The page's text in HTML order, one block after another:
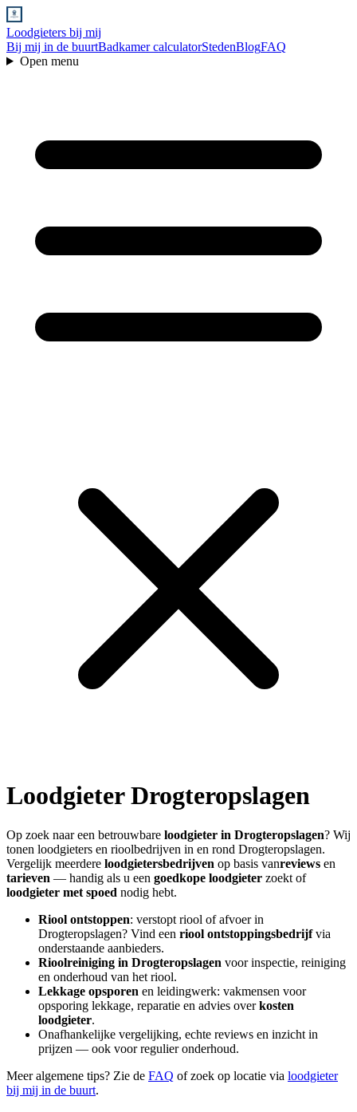
Loodgieters bij mij
Bij mij in de buurtBadkamer calculatorStedenBlogFAQ
Open menu
LoodgieterDrogteropslagen
Op zoek naar een betrouwbare loodgieter in Drogteropslagen? Wij
tonen loodgieters en rioolbedrijven in en rond Drogteropslagen.
Vergelijk meerdere loodgietersbedrijven op basis vanreviews en
tarieven — handig als u een goedkope loodgieter zoekt of
loodgieter met spoed nodig hebt.
Riool ontstoppen: verstopt riool of afvoer in
Drogteropslagen? Vind een riool ontstoppingsbedrijfvia
onderstaande aanbieders.
Rioolreiniging in Drogteropslagen voor inspectie, reiniging
en onderhoud van het riool.
Lekkage opsporen en leidingwerk: vakmensen voor
opsporing lekkage, reparatie en advies overkosten
loodgieter.
Onafhankelijke vergelijking, echte reviews en inzicht in
prijzen — ook voor regulier onderhoud.
Meer algemene tips? Zie de FAQ of zoek op locatie via loodgieter
bij mij in de buurt.